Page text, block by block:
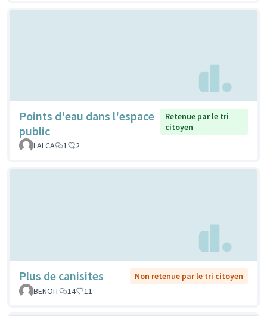
Points d'eau dans l'espace
public
Retenue par le tri
citoyen
LALCA
1 2
Plus de canisites
Non retenue par le tri citoyen
BENOIT
14 11